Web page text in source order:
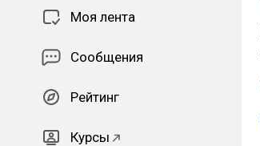
Моя лента
Сообщения
Рейтинг
Курсы